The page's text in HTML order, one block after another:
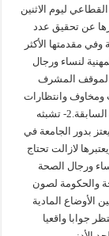
ليوم الاثنين
لقصورها عن تحقيق عدد
مقدمتها الأكثر
لنساء ورجال
المكتب الجامعي على ما يلي:1- الموقف المشرف
ومخاوف وانتظارات
نساء ورجال الصحة ورفضها للعروض الوزارية /الحكومية السابقة.2- تشبثه
بدور الجامعة في
لازالت تحتاج
لنساء ورجال الصحة
والحكومة لصون
الأوضاع المادية
في القطاع وحل الملفات العالقة.4- ينتظر جوابا واقعيا